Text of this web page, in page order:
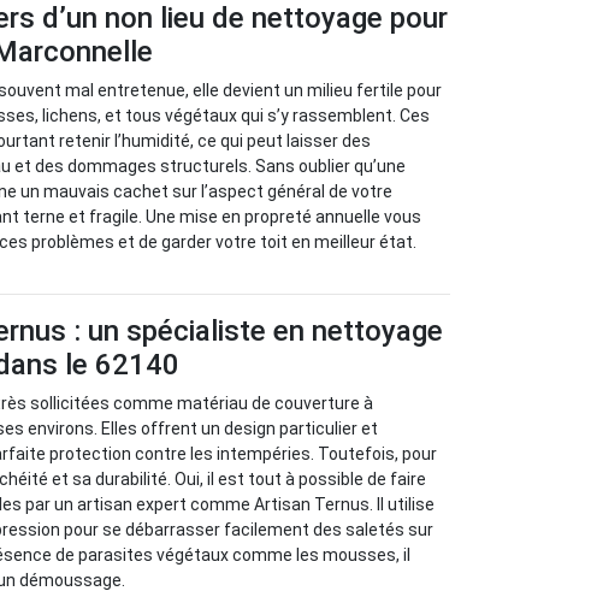
d’un non lieu de nettoyage pour
mal entretenue, elle devient un milieu fertile pour
lichens, et tous végétaux qui s’y rassemblent. Ces
retenir l’humidité, ce qui peut laisser des
et des dommages structurels. Sans oublier qu’une
un mauvais cachet sur l’aspect général de votre
terne et fragile. Une mise en propreté annuelle vous
problèmes et de garder votre toit en meilleur état.
: un spécialiste en nettoyage
le 62140
sollicitées comme matériau de couverture à
environs. Elles offrent un design particulier et
protection contre les intempéries. Toutefois, pour
et sa durabilité. Oui, il est tout à possible de faire
par un artisan expert comme Artisan Ternus. Il utilise
pour se débarrasser facilement des saletés sur
de parasites végétaux comme les mousses, il
démoussage.